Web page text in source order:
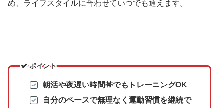
め、ライフスタイルに合わせていつでも通えます。
ポイント
朝活や夜遅い時間帯でもトレーニングOK
自分のペースで無理なく運動習慣を継続で